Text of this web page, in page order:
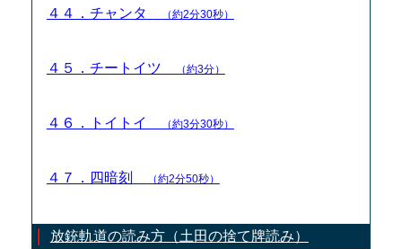
４４．チャンタ （約2分30秒）
４５．チートイツ （約3分）
４６．トイトイ （約3分30秒）
４７．四暗刻 （約2分50秒）
放銃軌道の読み方（土田の捨て牌読み）